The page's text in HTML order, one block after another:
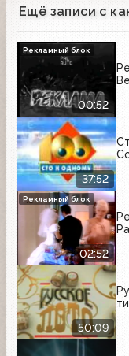
Ещё записи с
00:52
Рекламный блок
37:52
02:52
Рекламный блок
50:09